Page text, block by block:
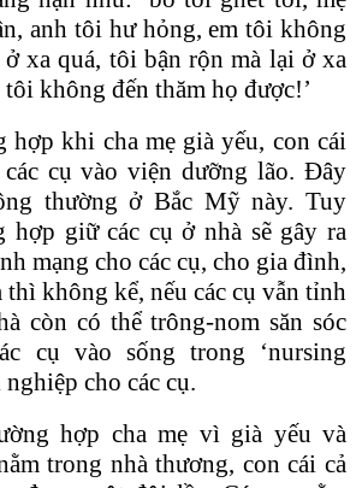
anh tôi hư hỏng, em tôi không
xa quá, tôi bận rộn mà lại ở xa
không đến thăm họ được!’
hợp khi cha mẹ già yếu, con cái
cụ vào viện dưỡng lão. Đây
thường ở Bắc Mỹ này. Tuy
hợp giữ các cụ ở nhà sẽ gây ra
mạng cho các cụ, cho gia đình,
thì không kể, nếu các cụ vẫn tỉnh
còn có thể trông-nom săn sóc
cụ vào sống trong ‘nursing
cho các cụ.
hợp cha mẹ vì già yếu và
trong nhà thương, con cái cả